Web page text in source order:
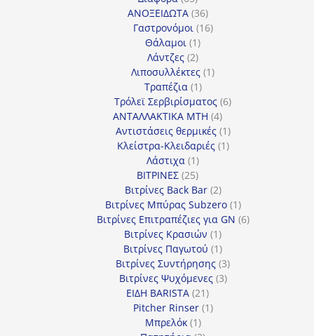
προϊόντα
ΑΝΟΞΕΙΔΩΤΑ 3636
προϊόντα
Γαστρονόμοι 1616
Θάλαμοι 11
προϊόν
Λάντζες 22
προϊόντα
Λιποσυλλέκτες 11
Τραπέζια 11
προϊόν
Τρόλεϊ Σερβιρίσματος 66
ΑΝΤΑΛΛΑΚΤΙΚΑ MTH 44
προϊόντα
Αντιστάσεις θερμικές 11
προϊόν
Κλείστρα-Κλειδαριές 11
Λάστιχα 11
προϊόν
ΒΙΤΡΙΝΕΣ 2525
προϊόντα
Βιτρίνες Back Bar 22
προϊόντα
Βιτρίνες Mπύρας Subzero 11
προϊόν
Βιτρίνες Επιτραπέζιες για GN 66
Βιτρίνες Κρασιών 11
προϊόν
Βιτρίνες Παγωτού 11
προϊόν
Βιτρίνες Συντήρησης 33
προϊόντα
Βιτρίνες Ψυχόμενες 33
ΕΙΔΗ BARISTA 2121
προϊόντα
Pitcher Rinser 11
Μπρελόκ 11